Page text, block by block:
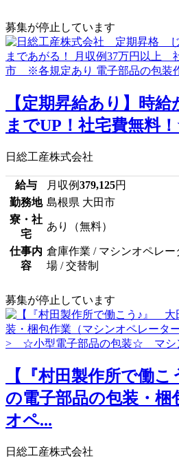
募集が停止しています
【定期昇給あり】時給
までUP！社宅費無料
日総工産株式会社
給与 月収例379,125円
勤務地 島根県 大田市
寮・社
宅
あり（無料）
仕事内
容
倉庫作業 / マシンオペレ
場 / 交替制
募集が停止しています
【『村田製作所で働
の電子部品の包装・梱
オペ...
日総工産株式会社